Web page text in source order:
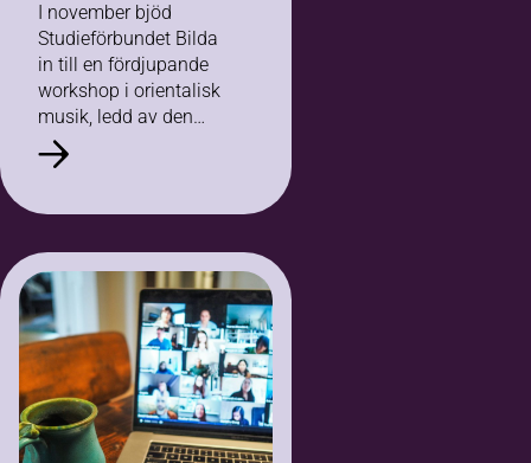
I november bjöd
Studieförbundet Bilda
in till en fördjupande
workshop i orientalisk
musik, ledd av den
internationellt erkände
oudmästaren Yurdal
musiker och
musikintresserade
samlades för att
fördjupa sina…